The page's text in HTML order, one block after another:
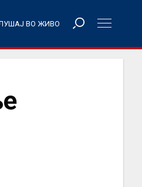
ВО ЖИВО